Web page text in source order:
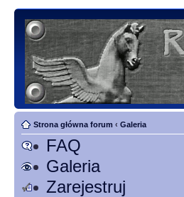
Strona główna forum ‹ Galeria
FAQ
Galeria
Zarejestruj